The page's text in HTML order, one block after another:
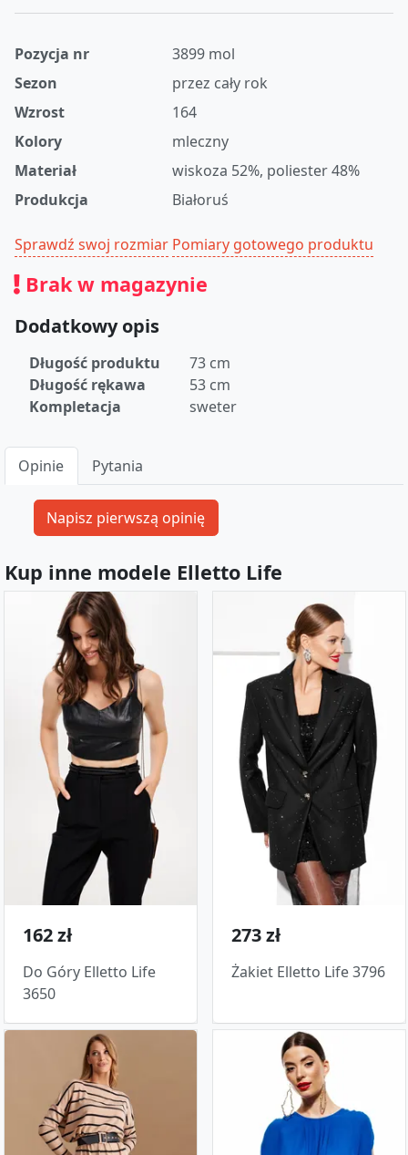
Pozycja nr
3899 mol
Sezon
przez cały rok
Wzrost
164
Kolory
mleczny
Materiał
wiskoza 52%, poliester 48%
Produkcja
Białoruś
Sprawdź swoj rozmiar Pomiary gotowego produktu
Brak w magazynie
Dodatkowy opis
Długość produktu
73 cm
Długość rękawa
53 cm
Kompletacja
sweter
Opinie Pytania
Kup inne modele Elletto Life
162 zł
Do Góry Elletto Life
3650
273 zł
Żakiet Elletto Life 3796